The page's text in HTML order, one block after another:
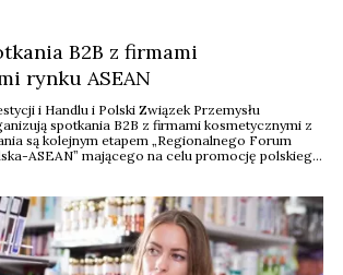
B2B z firmami
rynku ASEAN
i Handlu i Polski Związek Przemysłu
spotkania B2B z firmami kosmetycznymi z
są kolejnym etapem „Regionalnego Forum
ASEAN” mającego na celu promocję polskiego